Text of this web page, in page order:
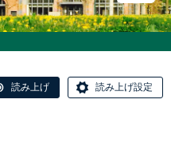
読み上げ 読み上げ設定